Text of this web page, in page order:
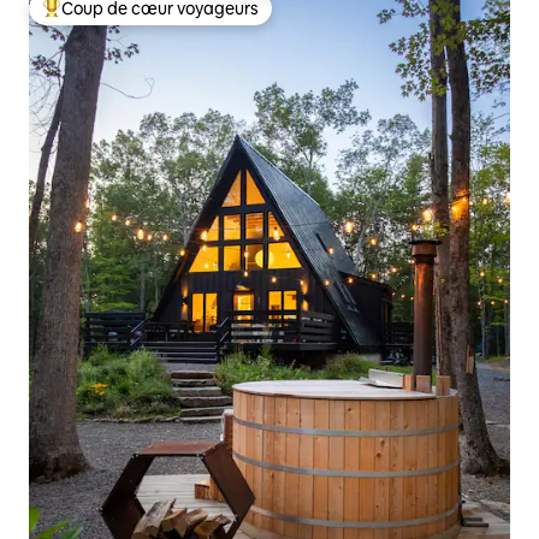
Coups de cœur voyageurs les plus appréciés
Coup de cœur voyageurs